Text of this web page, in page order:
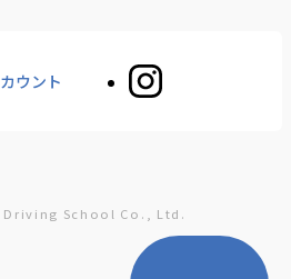
ウント
Driving School Co., Ltd.